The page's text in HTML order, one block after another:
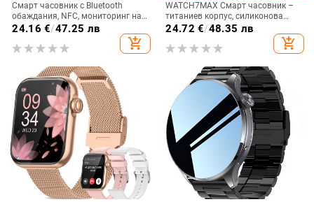
Смарт часовник с Bluetooth
обаждания, NFC, мониторинг на
сърдечната честота,
проследяване на съня и ниво на
кислород в кръвта; комплект със
24.16 €/47.25 лв
add_shopping_cart
WATCH7MAX Смарт часовник –
титаниев корпус, силиконова
каишка, TFT дисплей, Bluetooth
сърдечната честота
24.72 €/48.35 лв
add_shopping_cart